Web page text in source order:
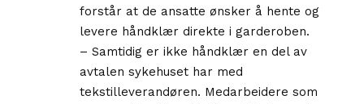
forstår at de ansatte ønsker å hente og
levere håndklær direkte i garderoben.
– Samtidig er ikke håndklær en del av
avtalen sykehuset har med
tekstilleverandøren. Medarbeidere som